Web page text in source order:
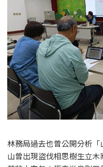
林務局過去也曾公開分析
山曾出現盜伐相思樹生立